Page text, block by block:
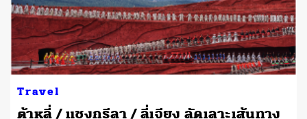
Travel
ต้าหลี่ / แชงกรีลา / ลี่เจียง ลัดเลาะเส้นทาง